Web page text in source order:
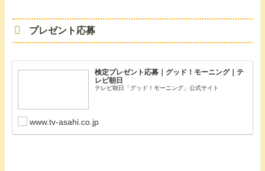
プレゼント応募
検定プレゼント応募｜グッド！モーニング｜テ
レビ朝日
テレビ朝日「グッド！モーニング」公式サイト
www.tv-asahi.co.jp